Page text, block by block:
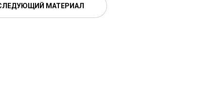
МАТЕРИАЛ